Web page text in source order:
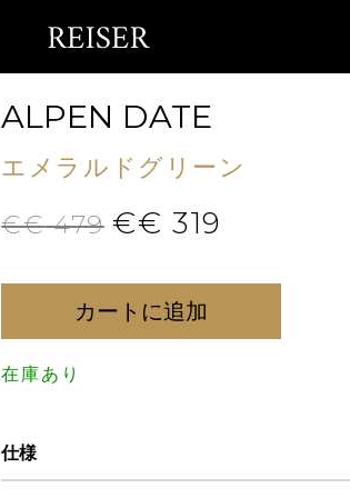
ALPEN DATE
エメラルドグリーン
€€479 €€ 319
カートに追加
在庫あり
仕様